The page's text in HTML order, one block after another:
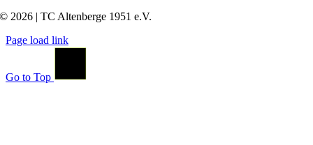
© 2026 | TC Altenberge 1951 e.V.
Page load link
Go to Top